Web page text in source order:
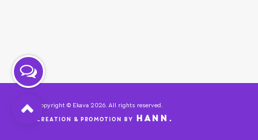
Copyright © Ekava 2026. All rights reserved.
CREATION & PROMOTION BY HANN.